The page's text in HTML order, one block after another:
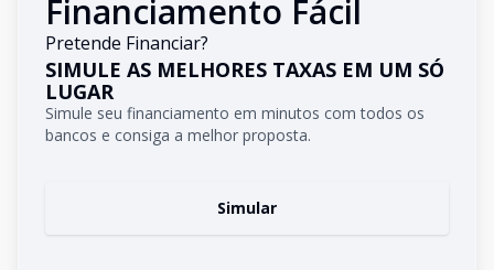
Financiamento Fácil
Pretende Financiar?
SIMULE AS MELHORES TAXAS EM UM SÓ
LUGAR
Simule seu financiamento em minutos com todos os
bancos e consiga a melhor proposta.
Simular